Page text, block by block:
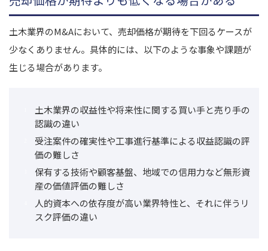
土木業界のM&Aにおいて、売却価格が期待を下回るケースが
少なくありません。具体的には、以下のような事象や課題が
生じる場合があります。
土木業界の収益性や将来性に関する買い手と売り手の
認識の違い
受注案件の確実性や工事進行基準による収益認識の評
価の難しさ
保有する技術や顧客基盤、地域での信用力など無形資
産の価値評価の難しさ
人的資本への依存度が高い業界特性と、それに伴うリ
スク評価の違い